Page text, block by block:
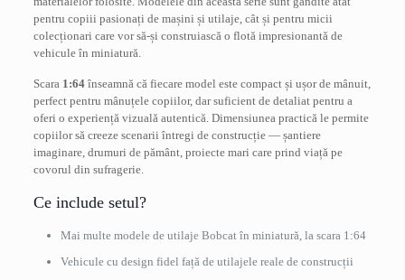
pentru copiii pasionați de mașini și utilaje, cât și pentru micii
colecționari care vor să-și construiască o flotă impresionantă de
vehicule în miniatură.
Scara 1:64înseamnă că fiecare model este compact și ușor de mânuit,
perfect pentru mânuțele copiilor, dar suficient de detaliat pentru a
oferi o experiență vizuală autentică. Dimensiunea practică le permite
copiilor să creeze scenarii întregi de construcție — șantiere
imaginare, drumuri de pământ, proiecte mari care prind viață pe
covorul din sufragerie.
Ce include setul?
Mai multe modele de utilaje Bobcat în miniatură, la scara 1:64
Vehicule cu design fidel față de utilajele reale de construcții